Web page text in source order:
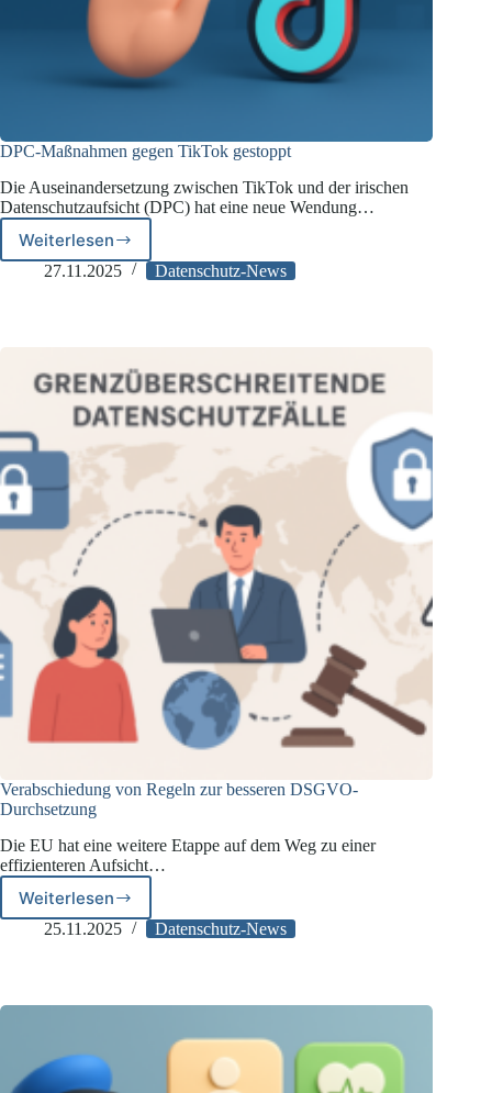
DPC-Maßnahmen gegen TikTok gestoppt
Die Auseinandersetzung zwischen TikTok und der irischen
Datenschutzaufsicht (DPC) hat eine neue Wendung…
Weiterlesen
DPC-
Maßnahmen
27.11.2025 Datenschutz-News
Verabschiedung von Regeln zur besseren DSGVO-
Durchsetzung
Die EU hat eine weitere Etappe auf dem Weg zu einer
effizienteren Aufsicht…
WeiterlesenVerabschiedung
von
DSGVO-
25.11.2025 Datenschutz-News